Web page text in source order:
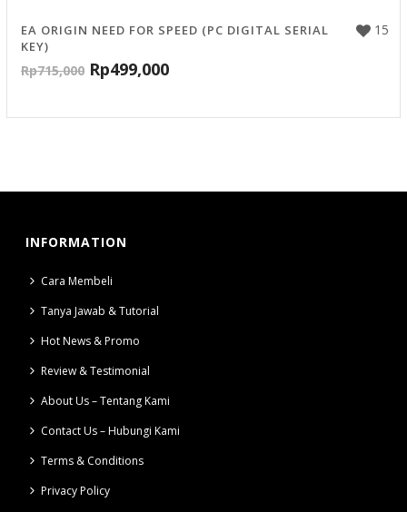
15
EA ORIGIN NEED FOR SPEED (PC DIGITAL SERIAL
KEY)
Rp715,000 Rp499,000
INFORMATION
Cara Membeli
Tanya Jawab & Tutorial
Hot News & Promo
Review & Testimonial
About Us – Tentang Kami
Contact Us – Hubungi Kami
Terms & Conditions
Privacy Policy